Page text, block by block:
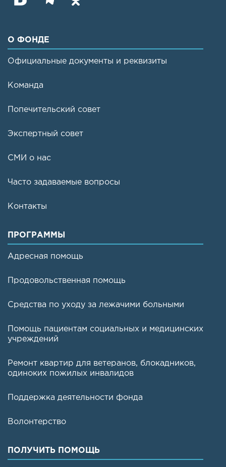
О ФОНДЕ
Официальные документы и реквизиты
Команда
Попечительский совет
Экспертный совет
СМИ о нас
Часто задаваемые вопросы
Контакты
ПРОГРАММЫ
Адресная помощь
Продовольственная помощь
Средства по уходу за лежачими больными
Помощь пациентам социальных и медицинских
учреждений
Ремонт квартир для ветеранов, блокадников,
одиноких пожилых инвалидов
Поддержка деятельности фонда
Волонтерство
ПОЛУЧИТЬ ПОМОЩЬ